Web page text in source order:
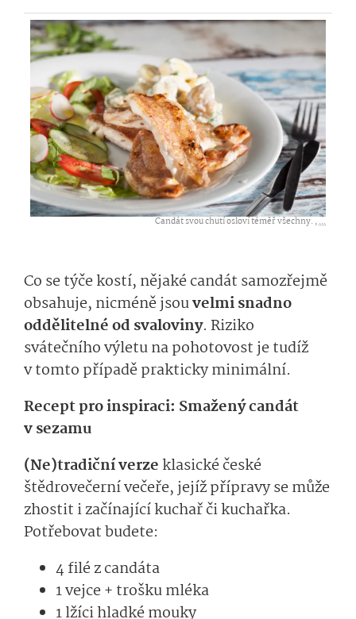
Candát svou chutí osloví téměř všechny. ,...
Co se týče kostí, nějaké candát samozřejmě
obsahuje, nicméně jsouvelmi snadno
oddělitelné od svaloviny. Riziko
svátečního výletu na pohotovost je tudíž
v tomto případě prakticky minimální.
Recept pro inspiraci: Smažený candát
v sezamu
(Ne)tradiční verze klasické české
štědrovečerní večeře, jejíž přípravy se může
zhostit i začínající kuchař či kuchařka.
Potřebovat budete:
4 filé z candáta
1 vejce + trošku mléka
1 lžíci hladké mouky